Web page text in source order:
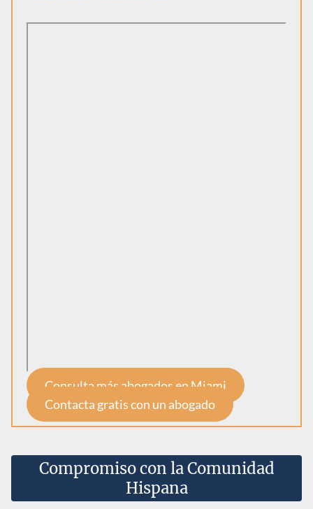
Consulta más abogados en Miami
Contacta gratis con un abogado
Compromiso con la Comunidad
Hispana